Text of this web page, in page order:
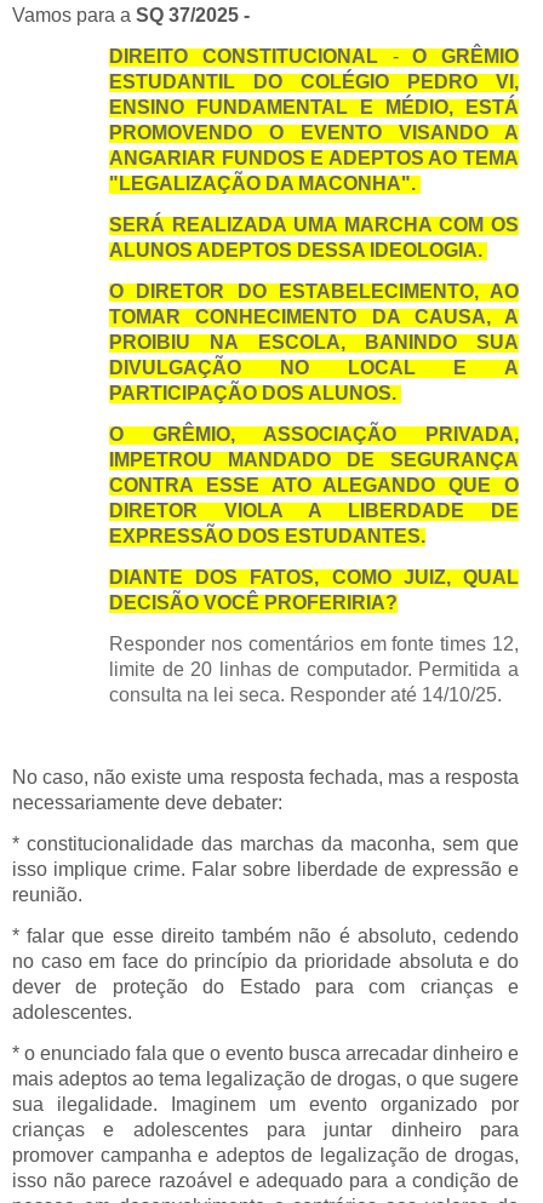
Vamos para a SQ 37/2025 -
DIREITO CONSTITUCIONAL-O GRÊMIO
ESTUDANTIL DO COLÉGIO PEDRO VI,
ENSINO FUNDAMENTAL E MÉDIO, ESTÁ
PROMOVENDO O EVENTO VISANDO A
ANGARIAR FUNDOS E ADEPTOS AO TEMA
"LEGALIZAÇÃO DA MACONHA".
SERÁ REALIZADA UMA MARCHA COM OS
ALUNOS ADEPTOS DESSA IDEOLOGIA.
O DIRETOR DO ESTABELECIMENTO, AO
TOMAR CONHECIMENTO DA CAUSA, A
PROIBIU NA ESCOLA, BANINDO SUA
DIVULGAÇÃO NO LOCAL E A
PARTICIPAÇÃO DOS ALUNOS.
O GRÊMIO, ASSOCIAÇÃO PRIVADA,
IMPETROU MANDADO DE SEGURANÇA
CONTRA ESSE ATO ALEGANDO QUE O
DIRETOR VIOLA A LIBERDADE DE
EXPRESSÃO DOS ESTUDANTES.
DIANTE DOS FATOS, COMO JUIZ, QUAL
DECISÃO VOCÊ PROFERIRIA?
Responder nos comentários em fonte times 12,
limite de 20 linhas de computador. Permitida a
consulta na lei seca. Responder até 14/10/25.
No caso, não existe uma resposta fechada, mas a resposta
necessariamente deve debater:
* constitucionalidade das marchas da maconha, sem que
isso implique crime. Falar sobre liberdade de expressão e
reunião.
* falar que esse direito também não é absoluto, cedendo
no caso em face do princípio da prioridade absoluta e do
dever de proteção do Estado para com crianças e
adolescentes.
* o enunciado fala que o evento busca arrecadar dinheiro e
mais adeptos ao tema legalização de drogas, o que sugere
sua ilegalidade. Imaginem um evento organizado por
crianças e adolescentes para juntar dinheiro para
promover campanha e adeptos de legalização de drogas,
isso não parece razoável e adequado para a condição de